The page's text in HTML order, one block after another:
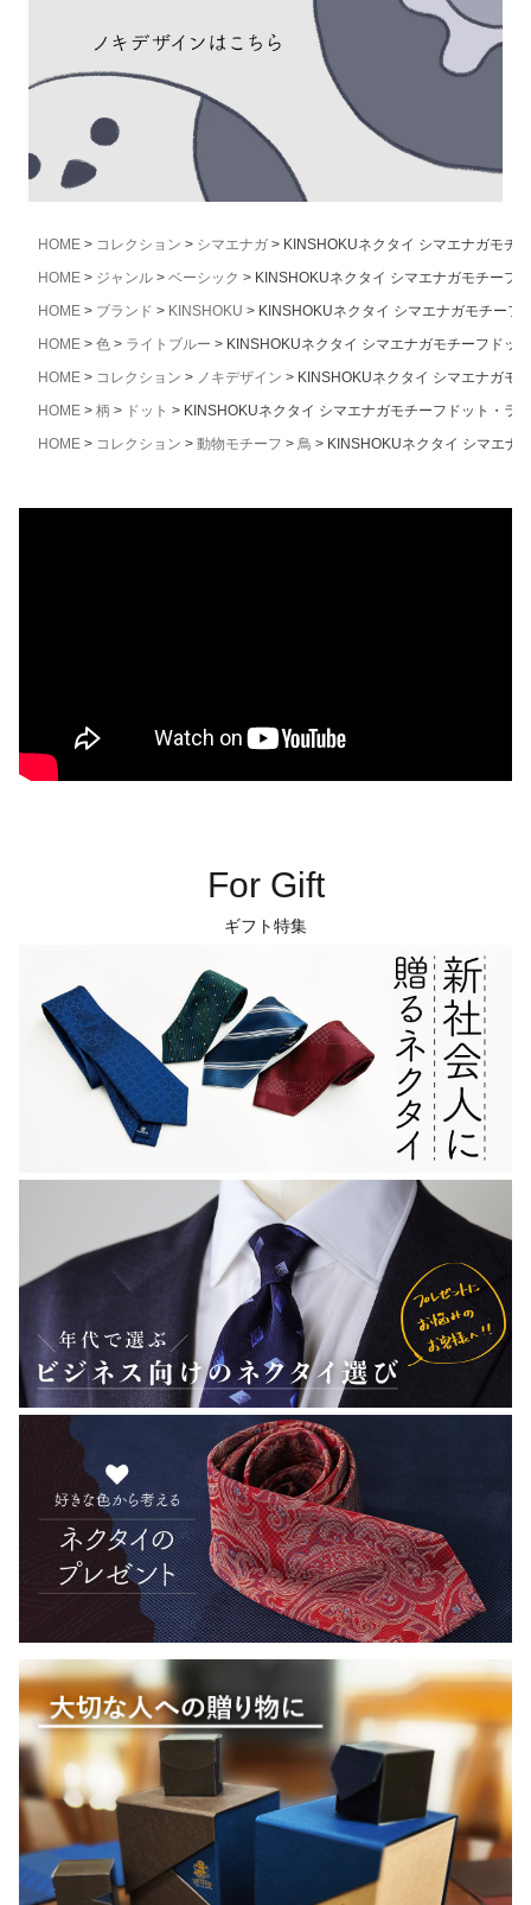
HOME コレクション シマエナガ
KINSHOKUネクタイ シマエナガモチ
HOME
ジャンル ベーシック
KINSHOKUネクタイ シマエナガモチーフ
HOME
ブランド KINSHOKU
KINSHOKUネクタイ シマエナガモチーフ
HOME
色 ライトブルー
KINSHOKUネクタイ シマエナガモチーフドッ
HOME
コレクション ノキデザイン
KINSHOKUネクタイ シマエナガモ
HOME
柄 ドット
KINSHOKUネクタイ シマエナガモチーフドット・ラ
HOME
コレクション 動物モチーフ 鳥 KINSHOKUネクタイ シマエナ
For Gift
ギフト特集